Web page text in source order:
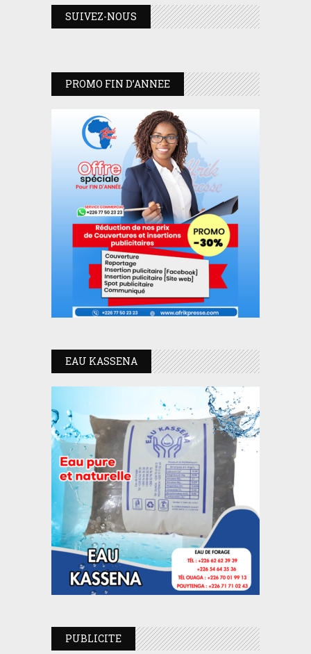
SUIVEZ-NOUS
PROMO FIN D’ANNEE
EAU KASSENA
PUBLICITE